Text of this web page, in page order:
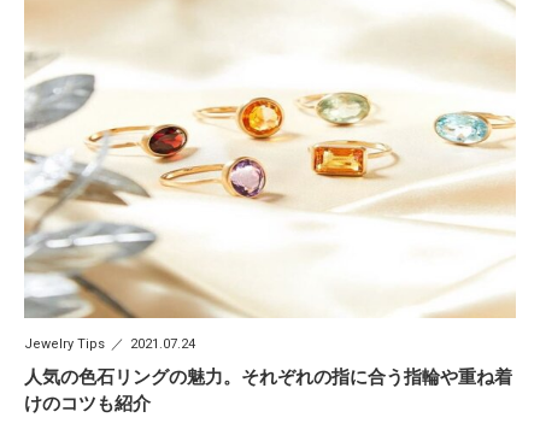
Jewelry Tips 2021.07.24
人気の色石リングの魅力。それぞれの指に合う指輪や重ね着
けのコツも紹介